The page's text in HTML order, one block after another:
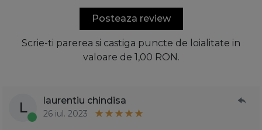
Posteaza review
Scrie-ti parerea si castiga puncte de loialitate in
valoare de 1,00 RON.
L laurentiu chindisa
26 iul. 2023